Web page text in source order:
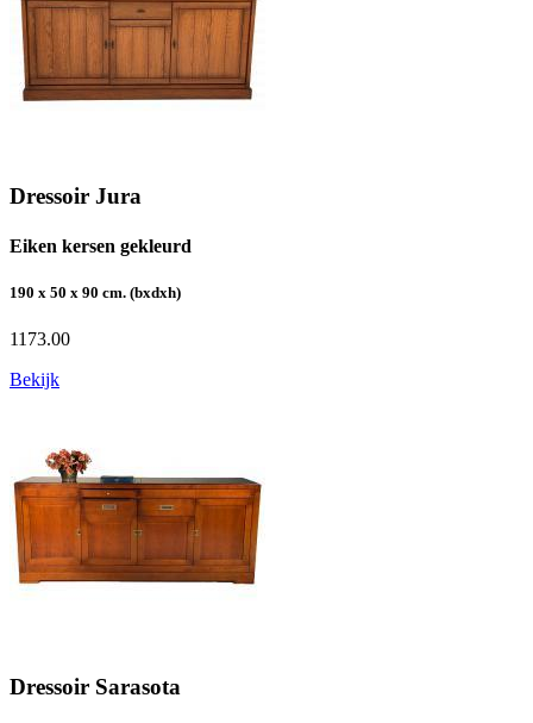
Dressoir Jura
Eiken kersen gekleurd
190 x 50 x 90 cm. (bxdxh)
1173.00
Bekijk
Dressoir Sarasota